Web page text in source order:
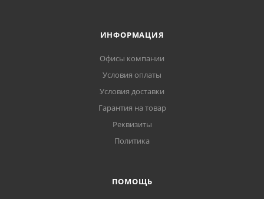
ИНФОРМАЦИЯ
Офисы компании
Условия оплаты
Условия доставки
Гарантия на товар
Реквизиты
Политика
ПОМОЩЬ